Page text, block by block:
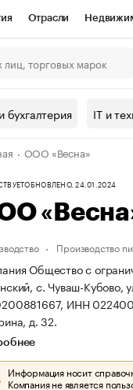
Отрасли
Проверка
валюты
бухгалтерия IT и
ООО «Весна»
ОБНОВЛЕНО, 24.01.2024
Производство
Общество с
с. Чуваш-Кубово,
ИНН
д. 32.
Информация носит
Компания не является